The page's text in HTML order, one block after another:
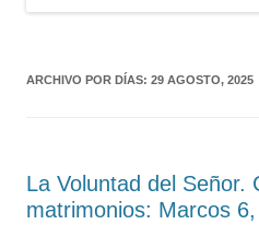
ARCHIVO POR DÍAS: 29 AGOSTO, 2025
La Voluntad del Señor.
matrimonios: Marcos